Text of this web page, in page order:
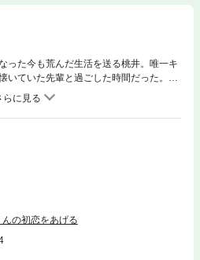
った今も荒んだ生活を送る桃井。唯一キ
いていた先輩と過ごした時間だった。あ
そこで相手役として紹介されたの
んの初恋をあげる